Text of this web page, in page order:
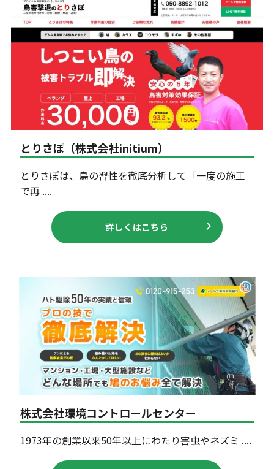
とりさぽ（株式会社initium）
とりさぽは、鳥の習性を徹底分析して「一度の施工
で再 ....
詳しくはこちら
株式会社環境コントロールセンター
1973年の創業以来50年以上にわたり害虫やネズミ ....